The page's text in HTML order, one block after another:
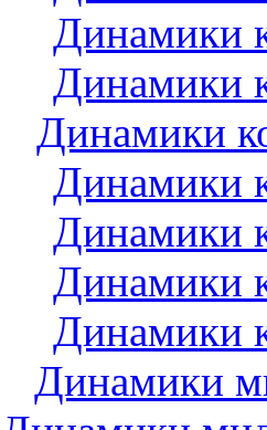
Динамики
Динамики
Динамики
Динамики
Динамики
Динамики
Динамики
Динамики